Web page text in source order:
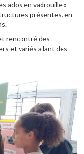
ados en vadrouille »
présentes, en
rencontré des
et variés allant des